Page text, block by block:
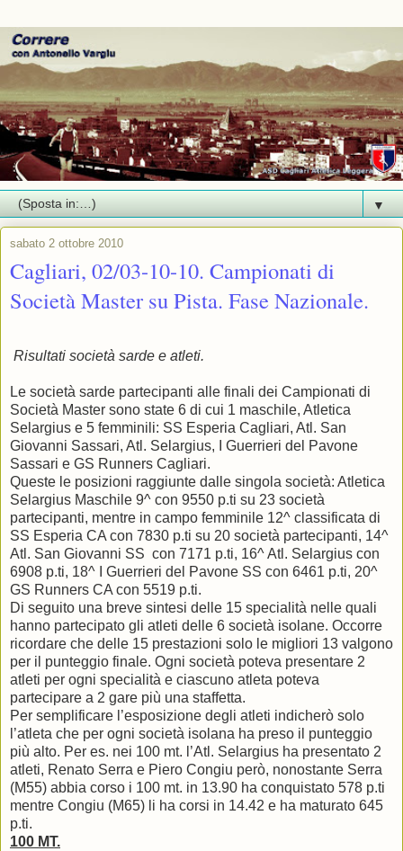
▼
sabato 2 ottobre 2010
Cagliari, 02/03-10-10. Campionati di
Società Master su Pista. Fase Nazionale.
Risultati società sarde e atleti.
Le società sarde partecipanti alle finali dei Campionati di
Società Master sono state 6 di cui 1 maschile, Atletica
Selargius e 5 femminili: SS Esperia Cagliari, Atl. San
Giovanni Sassari, Atl. Selargius, I Guerrieri del Pavone
Sassari e GS Runners Cagliari.
Queste le posizioni raggiunte dalle singola società: Atletica
Selargius Maschile 9^ con 9550 p.ti su 23 società
partecipanti, mentre in campo femminile 12^ classificata di
SS Esperia CA con 7830 p.ti su 20 società partecipanti, 14^
Atl. San Giovanni SS con 7171 p.ti, 16^ Atl. Selargius con
6908 p.ti, 18^ I Guerrieri del Pavone SS con 6461 p.ti, 20^
GS Runners CA con 5519 p.ti.
Di seguito una breve sintesi delle 15 specialità nelle quali
hanno partecipato gli atleti delle 6 società isolane. Occorre
ricordare che delle 15 prestazioni solo le migliori 13 valgono
per il punteggio finale. Ogni società poteva presentare 2
atleti per ogni specialità e ciascuno atleta poteva
partecipare a 2 gare più una staffetta.
Per semplificare l’esposizione degli atleti indicherò solo
l’atleta che per ogni società isolana ha preso il punteggio
più alto. Per es. nei 100 mt. l’Atl. Selargius ha presentato 2
atleti, Renato Serra e Piero Congiu però, nonostante Serra
(M55) abbia corso i 100 mt. in 13.90 ha conquistato 578 p.ti
mentre Congiu (M65) li ha corsi in 14.42 e ha maturato 645
p.ti.
100 MT.